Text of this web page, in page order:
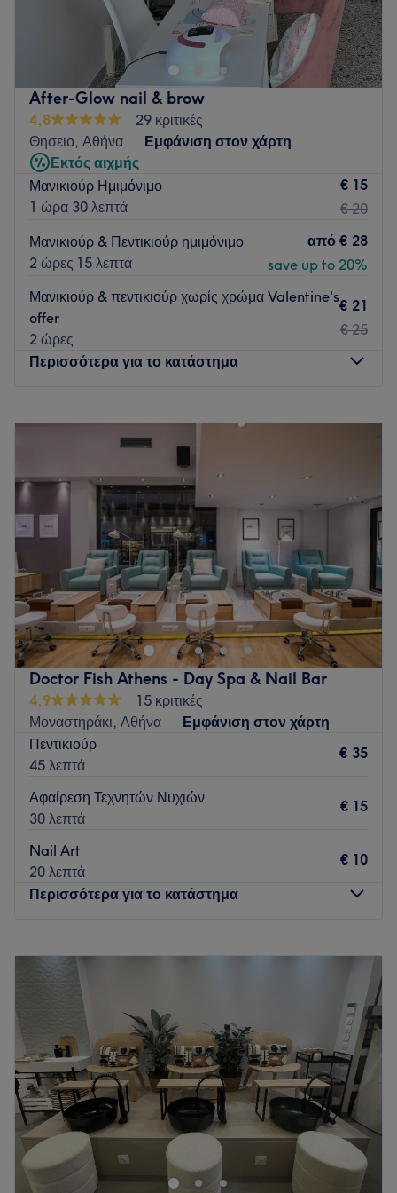
χώρος που προσφέρει υπηρεσίες περιποίησης άκρων στην
καρδιά της Αθήνας.
Συγκοινωνία:
Το κατάστημα βρίσκεται σε απόσταση δύο λεπτών με τα
πόδια από τη στάση του μετρό και του ΗΣΑΠ
«Μοναστηράκι».
Η ομάδα:
Το Bowie Ψυρρή διαθέτει μια μικρή ομάδα επαγγελματιών
επαγγελματισμό.
Τι μας αρέσει:
Περιβάλλον: Μοντέρνο, φιλικό.
Ειδικεύονται σε: Μανικιούρ, πεντικιούρ.
After-Glow nail & brow
4,8
29 κριτικές
Θησειο, Αθήνα
Εμφάνιση στον χάρτη
Εκτός αιχμής
Μανικιούρ Ημιμόνιμο
1 ώρα 30 λεπτά
€ 15
€ 20
Μανικιούρ & Πεντικιούρ ημιμόνιμο
2 ώρες 15 λεπτά
από € 28
save up to 20%
Μανικιούρ & πεντικιούρ χωρίς χρώμα Valentine's
offer
2 ώρες
€ 21
€ 25
Περισσότερα για το κατάστημα
Πέμπτη
–
Παρασκευή
11:00
Σάββατο
11:00
Κυριακή
Το WOW the beauty project βρίσκεται στο κέντρο της
Αθήνας στο όμορφο Θησείο και προσφέρει μια μεγάλη γκάμα
υπηρεσιών ομορφιάς. Θα βρείτε διάφορα πακέτα ομορφιάς
με συνδιασμό την ποιότητα. Η προτεραιότητα μας να
παρέχουμε τις κατάλληλες συνθήκες όπως την
αποστείρωση των εργαλείων για την ασφάλεια του κάθε
πελάτη. Παρέχουμε ένα ζεστό χώρο για να απολαύσετε τις
υπηρεσίες μας. Σας περιμένουμε!
Doctor Fish Athens - Day Spa & Nail Bar
4,9
15 κριτικές
Μοναστηράκι, Αθήνα
Εμφάνιση στον χάρτη
Πεντικιούρ
45 λεπτά
€ 35
Αφαίρεση Τεχνητών Νυχιών
30 λεπτά
€ 15
Nail Art
20 λεπτά
€ 10
Περισσότερα για το κατάστημα
Τρίτη
Τετάρτη
Πέμπτη
Παρασκευή
20:30
Σάββατο
10:30–20:30
Κυριακή
10:30– 20:30
Για πάνω από 13 χρόνια προσφέρουμε μια μοναδική
εμπειρία ευεξίας που συνδυάζει fish spa, επαγγελματικό
μανικιούρ - πεντικιούρ και υψηλής ποιότητας υπηρεσίες
ομορφιάς. Ο ζεστός, καθαρός και μοντέρνος χώρος μας -